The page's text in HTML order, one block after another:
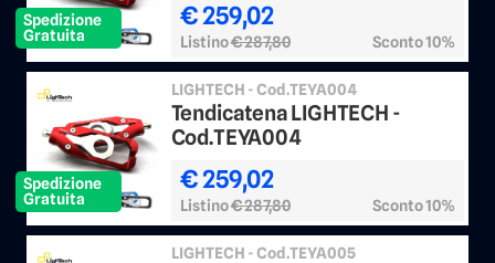
Spedizione
Gratuita
€ 259,02
Listino€ 287,80 Sconto 10%
Spedizione
Gratuita
LIGHTECH - Cod.TEYA004
Tendicatena LIGHTECH -
Cod.TEYA004
€ 259,02
Listino€ 287,80 Sconto 10%
LIGHTECH - Cod.TEYA005